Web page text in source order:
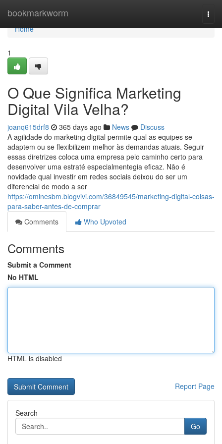
bookmarkworm
Home
Home
1
O Que Significa Marketing
Digital Vila Velha?
joanq615drf8 365 days ago News
Discuss
A agilidade do marketing digital permite qual as equipes se
adaptem ou se flexibilizem melhor às demandas atuais. Seguir
essas diretrizes coloca uma empresa pelo caminho certo para
desenvolver uma estraté especialmentegia eficaz. Não é
novidade qual investir em redes sociais deixou do ser um
diferencial de modo a ser
https://ominesbm.blogvivi.com/36849545/marketing-digital-coisas-
para-saber-antes-de-comprar
Comments
Who Upvoted
Comments
Submit a Comment
No HTML
HTML is disabled
Report Page
Search
Go